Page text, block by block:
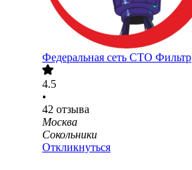
Федеральная сеть СТО Фильтр
4.5
•
42 отзыва
Москва
Сокольники
Откликнуться